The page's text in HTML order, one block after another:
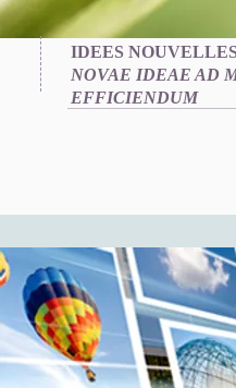
IDEES
NOVAE IDEAE AD
EFFICIENDUM